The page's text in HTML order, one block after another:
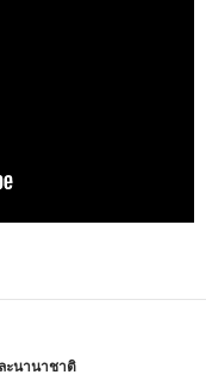
ะนานาชาติ